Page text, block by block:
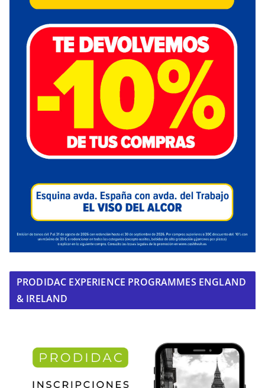
PRODIDAC EXPERIENCE PROGRAMMES ENGLAND
& IRELAND